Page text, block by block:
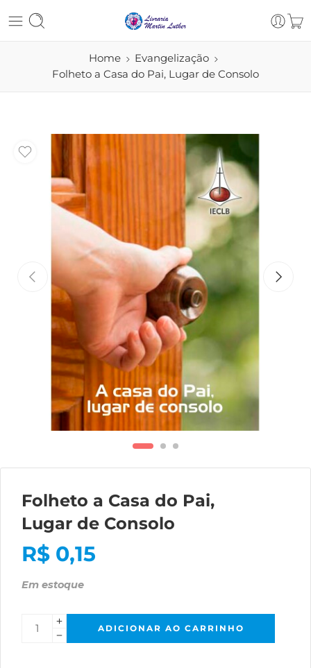
Home
Evangelização
Folheto a Casa do Pai, Lugar de Consolo
Folheto a Casa do Pai,
Lugar de Consolo
R$ 0,15
Em estoque
ADICIONAR AO CARRINHO